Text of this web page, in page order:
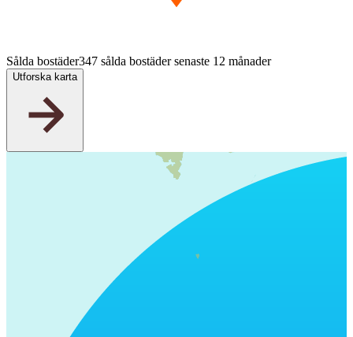
Sålda bostäder347 sålda bostäder senaste 12 månader
Utforska karta